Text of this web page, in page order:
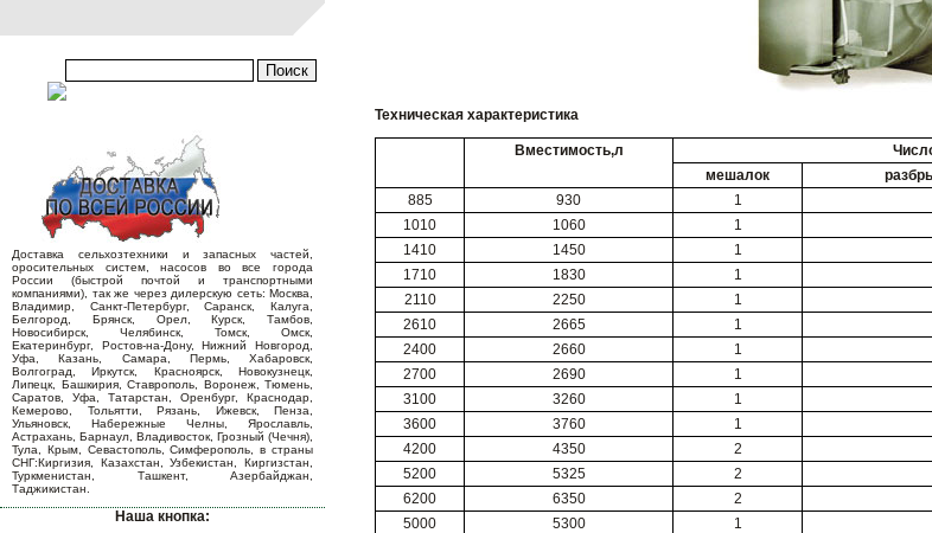
Доставка сельхозтехники и запасных частей,
оросительных систем, насосов во все города
России (быстрой почтой и транспортными
компаниями), так же через дилерскую сеть: Москва,
Владимир, Санкт-Петербург, Саранск, Калуга,
Белгород, Брянск, Орел, Курск, Тамбов,
Новосибирск, Челябинск, Томск, Омск,
Екатеринбург, Ростов-на-Дону, Нижний Новгород,
Уфа, Казань, Самара, Пермь, Хабаровск,
Волгоград, Иркутск, Красноярск, Новокузнецк,
Липецк, Башкирия, Ставрополь, Воронеж, Тюмень,
Саратов, Уфа, Татарстан, Оренбург, Краснодар,
Кемерово, Тольятти, Рязань, Ижевск, Пенза,
Ульяновск, Набережные Челны, Ярославль,
Астрахань, Барнаул, Владивосток, Грозный (Чечня),
Тула, Крым, Севастополь, Симферополь, в страны
СНГ:Киргизия, Казахстан, Узбекистан, Киргизстан,
Туркменистан, Ташкент, Азербайджан,
Таджикистан.
Наша кнопка:
Техническая характеристика
Вместимость,л
мешалок
885
930 1
1010
1060 1
1410
1450 1
1710
1830 1
2110
2250 1
2610
2665 1
2400
2660 1
2700
2690 1
3100
3260 1
3600
3760 1
4200
4350 2
5200
5325 2
6200
6350 2
5000
5300 1